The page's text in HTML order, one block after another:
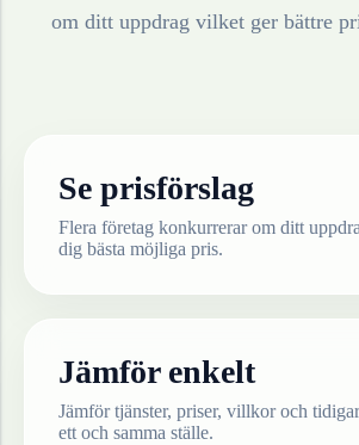
om ditt uppdrag vilket ger bättre
Se prisförslag
Flera företag konkurrerar om ditt
dig bästa möjliga pris.
Jämför enkelt
Jämför tjänster, priser, villkor och
ett och samma ställe.